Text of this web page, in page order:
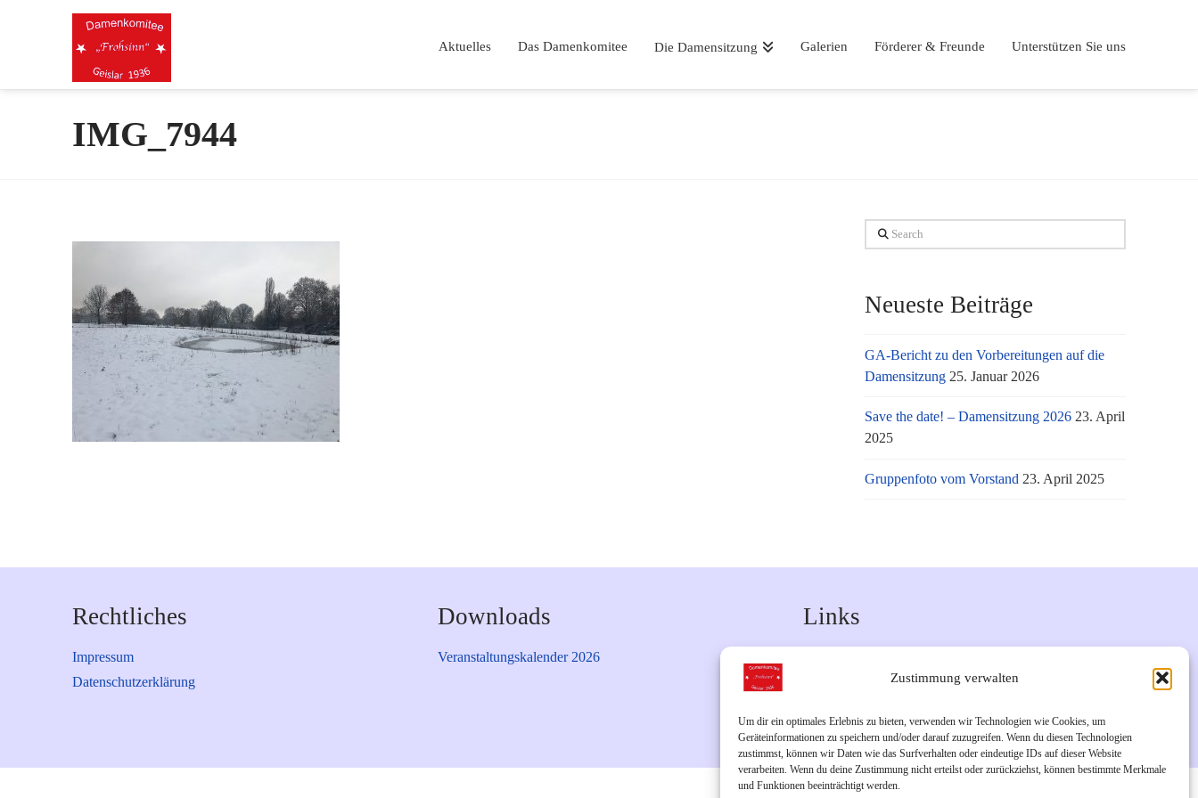
Zustimmung verwalten
Um dir ein optimales Erlebnis zu bieten, verwenden wir Technologien wie Cookies, um
Geräteinformationen zu speichern und/oder darauf zuzugreifen. Wenn du diesen Technologien
zustimmst, können wir Daten wie das Surfverhalten oder eindeutige IDs auf dieser Website
verarbeiten. Wenn du deine Zustimmung nicht erteilst oder zurückziehst, können bestimmte Merkmale
und Funktionen beeinträchtigt werden.
Aktuelles Das Damenkomitee Die Damensitzung Galerien Förderer & Freunde Unterstützen Sie uns
IMG_7944
Search
Neueste Beiträge
GA-Bericht zu den Vorbereitungen auf die
Damensitzung 25. Januar 2026
Save the date! – Damensitzung 2026 23. April
2025
Gruppenfoto vom Vorstand 23. April 2025
Rechtliches
Impressum
Datenschutzerklärung
Downloads
Veranstaltungskalender 2026
Links
Unsere Instagram-Seite